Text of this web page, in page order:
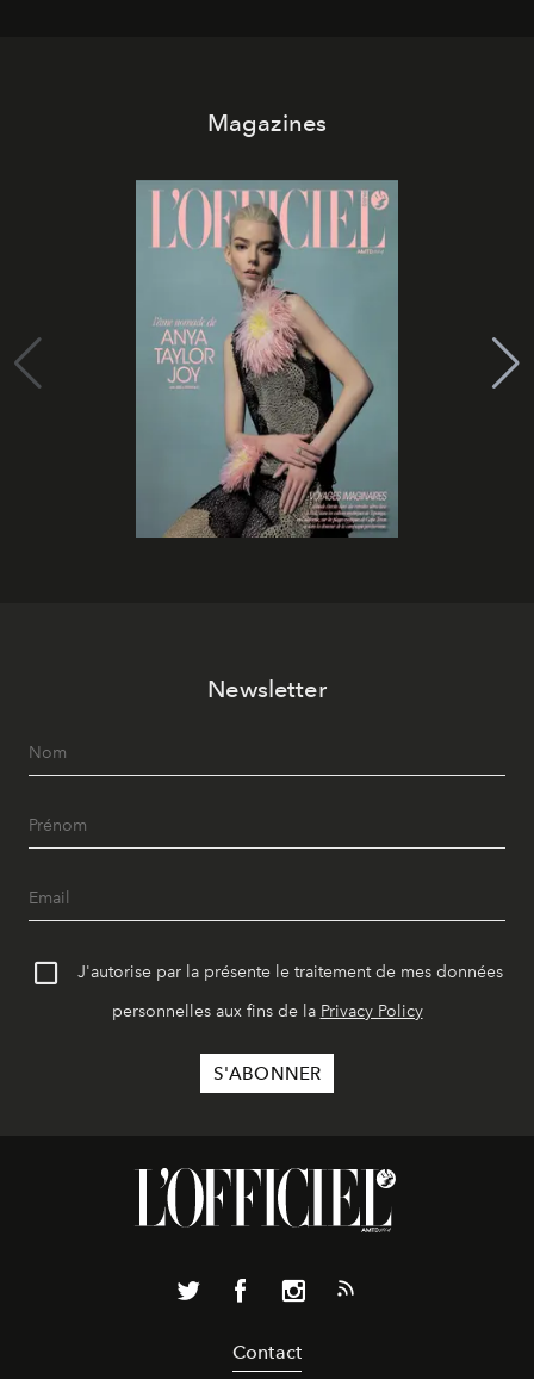
Magazines
Newsletter
J'autorise par la présente le traitement de mes données
personnelles aux fins de la Privacy Policy
Contact